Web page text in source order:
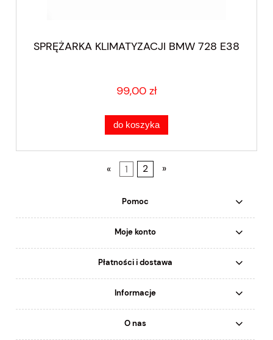
SPRĘŻARKA KLIMATYZACJI BMW 728 E38
99,00 zł
do koszyka
« 1 2 »
Pomoc
Moje konto
Płatności i dostawa
Informacje
O nas